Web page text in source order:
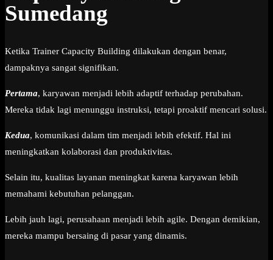
Sumedang
Ketika Trainer Capacity Building dilakukan dengan benar,
dampaknya sangat signifikan.
Pertama, karyawan menjadi lebih adaptif terhadap perubahan.
Mereka tidak lagi menunggu instruksi, tetapi proaktif mencari solusi.
Kedua, komunikasi dalam tim menjadi lebih efektif. Hal ini
meningkatkan kolaborasi dan produktivitas.
Selain itu, kualitas layanan meningkat karena karyawan lebih
memahami kebutuhan pelanggan.
Lebih jauh lagi, perusahaan menjadi lebih agile. Dengan demikian,
mereka mampu bersaing di pasar yang dinamis.